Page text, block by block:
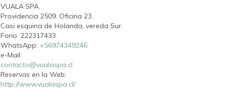
VUALA SPA.
Providencia 2509. Oficina 23.
Casi esquina de Holanda, vereda Sur.
Fono: 222317433.
WhatsApp: +56974349246
e-Mail:
contacto@vualaspa.cl
Reservas en la Web:
http://www.vualaspa.cl/